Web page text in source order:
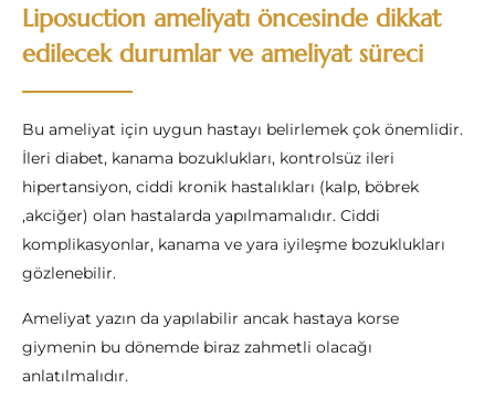
Liposuction ameliyatı öncesinde dikkat
edilecek durumlar ve ameliyat süreci
Bu ameliyat için uygun hastayı belirlemek çok önemlidir.
İleri diabet, kanama bozuklukları, kontrolsüz ileri
hipertansiyon, ciddi kronik hastalıkları (kalp, böbrek
,akciğer) olan hastalarda yapılmamalıdır. Ciddi
komplikasyonlar, kanama ve yara iyileşme bozuklukları
gözlenebilir.
Ameliyat yazın da yapılabilir ancak hastaya korse
giymenin bu dönemde biraz zahmetli olacağı
anlatılmalıdır.